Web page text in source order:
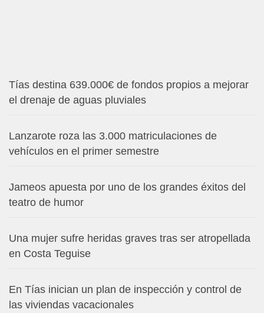
Tías destina 639.000€ de fondos propios a mejorar
el drenaje de aguas pluviales
Lanzarote roza las 3.000 matriculaciones de
vehículos en el primer semestre
Jameos apuesta por uno de los grandes éxitos del
teatro de humor
Una mujer sufre heridas graves tras ser atropellada
en Costa Teguise
En Tías inician un plan de inspección y control de
las viviendas vacacionales